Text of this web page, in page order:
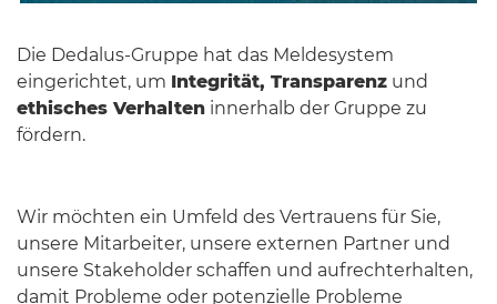
Die Dedalus-Gruppe hat das Meldesystem
eingerichtet, um Integrität, Transparenz und
ethisches Verhalten innerhalb der Gruppe zu
fördern.
Wir möchten ein Umfeld des Vertrauens für Sie,
unsere Mitarbeiter, unsere externen Partner und
unsere Stakeholder schaffen und aufrechterhalten,
damit Probleme oder potenzielle Probleme